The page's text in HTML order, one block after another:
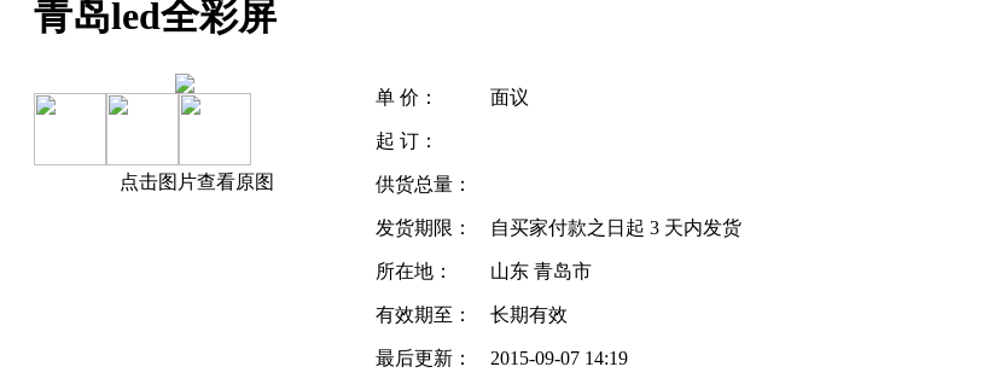
青岛led全彩屏
点击图片查看原图
单 价： 面议
起 订：
供货总量：
发货期限： 自买家付款之日起 3 天内发货
所在地： 山东 青岛市
有效期至： 长期有效
最后更新： 2015-09-07 14:19